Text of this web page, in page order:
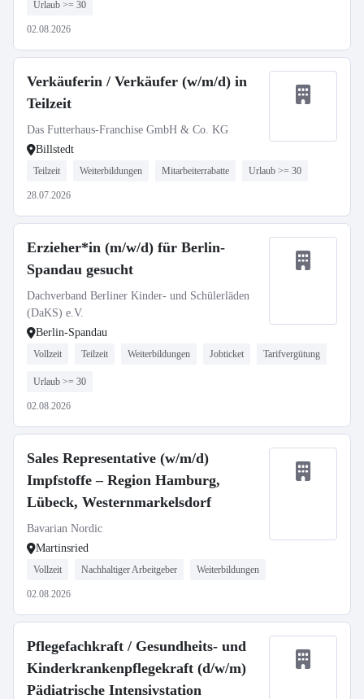
Urlaub >= 30
02.08.2026
Verkäuferin / Verkäufer (w/m/d) in
Teilzeit
Das Futterhaus-Franchise GmbH & Co. KG
Billstedt
Teilzeit Weiterbildungen Mitarbeiterrabatte Urlaub >= 30
28.07.2026
Erzieher*in (m/w/d) für Berlin-
Spandau gesucht
Dachverband Berliner Kinder- und Schülerläden
(DaKS) e.V.
Berlin-Spandau
Vollzeit Teilzeit Weiterbildungen Jobticket Tarifvergütung
Urlaub >= 30
02.08.2026
Sales Representative (w/m/d)
Impfstoffe – Region Hamburg,
Lübeck, Westernmarkelsdorf
Bavarian Nordic
Martinsried
Vollzeit Nachhaltiger Arbeitgeber Weiterbildungen
02.08.2026
Pflegefachkraft / Gesundheits- und
Kinderkrankenpflegekraft (d/w/m)
Pädiatrische Intensivstation